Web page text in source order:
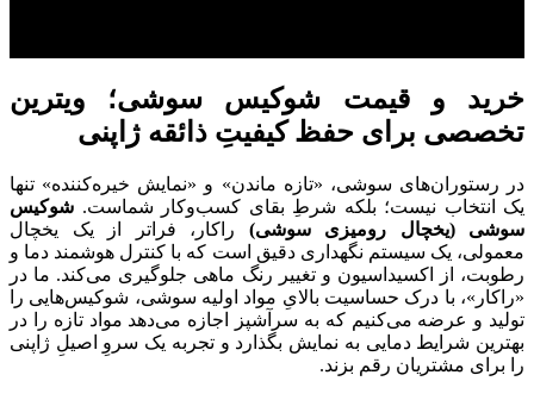
خرید و قیمت شوکیس سوشی؛ ویترین
تخصصی برای حفظ کیفیتِ ذائقه ژاپنی
در رستوران‌های سوشی، «تازه ماندن» و «نمایش خیره‌کننده» تنها
یک انتخاب نیست؛ بلکه شرطِ بقای کسب‌وکار شماست. شوکیس
سوشی
(یخچال رومیزی سوشی) راکار، فراتر از یک یخچال
معمولی، یک سیستم نگهداری دقیق است که با کنترل هوشمند دما و
رطوبت، از اکسیداسیون و تغییر رنگ ماهی جلوگیری می‌کند. ما در
«راکار»، با درک حساسیت بالایِ مواد اولیه سوشی، شوکیس‌هایی را
تولید و عرضه می‌کنیم که به سرآشپز اجازه می‌دهد مواد تازه را در
بهترین شرایط دمایی به نمایش بگذارد و تجربه یک سروِ اصیلِ ژاپنی
را برای مشتریان رقم بزند.